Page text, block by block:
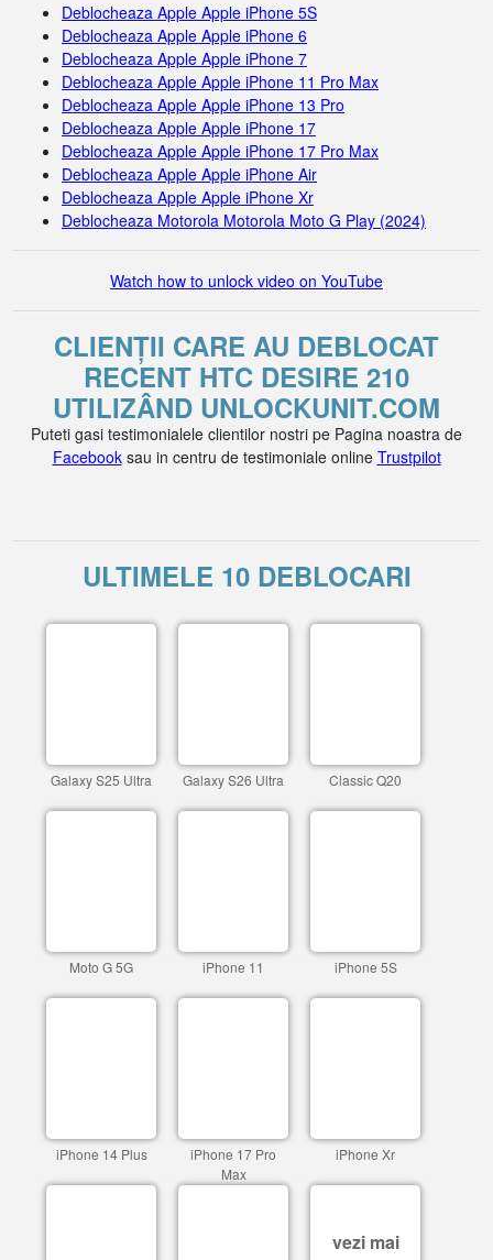
Deblocheaza Apple Apple iPhone 5S
Deblocheaza Apple Apple iPhone 6
Deblocheaza Apple Apple iPhone 7
Deblocheaza Apple Apple iPhone 11 Pro Max
Deblocheaza Apple Apple iPhone 13 Pro
Deblocheaza Apple Apple iPhone 17
Deblocheaza Apple Apple iPhone 17 Pro Max
Deblocheaza Apple Apple iPhone Air
Deblocheaza Apple Apple iPhone Xr
Deblocheaza Motorola Motorola Moto G Play (2024)
Watch how to unlock video on YouTube
CLIENȚII CARE AU DEBLOCAT
RECENT HTC DESIRE 210
UTILIZÂND UNLOCKUNIT.COM
Puteti gasi testimonialele clientilor nostri pe Pagina noastra de
Facebooksau in centru de testimoniale online Trustpilot
ULTIMELE 10 DEBLOCARI
Galaxy S25 Ultra Galaxy S26 Ultra Classic Q20
Moto G 5G iPhone 11 iPhone 5S
iPhone 14 Plus
iPhone 17 Pro
Max
iPhone Xr
vezi mai